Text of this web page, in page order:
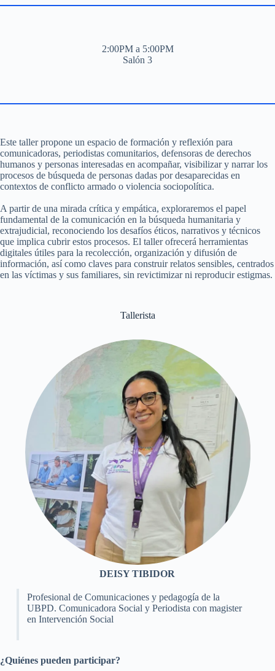
2:00PM a 5:00PM
Salón 3
Este taller propone un espacio de formación y reflexión para
comunicadoras, periodistas comunitarios, defensoras de derechos
humanos y personas interesadas en acompañar, visibilizar y narrar los
procesos de búsqueda de personas dadas por desaparecidas en
contextos de conflicto armado o violencia sociopolítica.
A partir de una mirada crítica y empática, exploraremos el papel
fundamental de la comunicación en la búsqueda humanitaria y
extrajudicial, reconociendo los desafíos éticos, narrativos y técnicos
que implica cubrir estos procesos. El taller ofrecerá herramientas
digitales útiles para la recolección, organización y difusión de
información, así como claves para construir relatos sensibles, centrados
en las víctimas y sus familiares, sin revictimizar ni reproducir estigmas.
Tallerista
DEISY TIBIDOR
Profesional de Comunicaciones y pedagogía de la
UBPD. Comunicadora Social y Periodista con magister
en Intervención Social
¿Quiénes pueden participar?